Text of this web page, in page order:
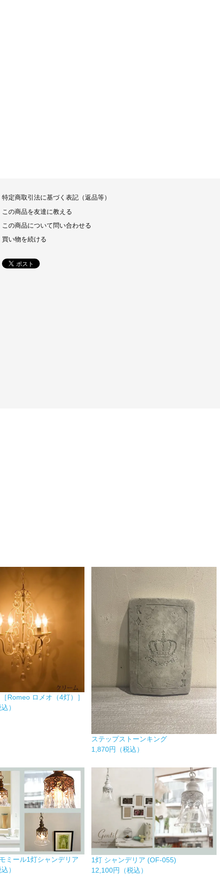
特定商取引法に基づく表記（返品等）
この商品を友達に教える
この商品について問い合わせる
買い物を続ける
Romeo ロメオ（4灯）］
）
ステップストーンキング
1,870円（税込）
ミール1灯シャンデリア
）
1灯 シャンデリア (OF-055)
12,100円（税込）